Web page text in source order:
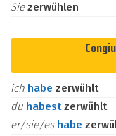
Siezerwühlen
ich habe zerwühlt
du habestzerwühlt
er/sie/es habe